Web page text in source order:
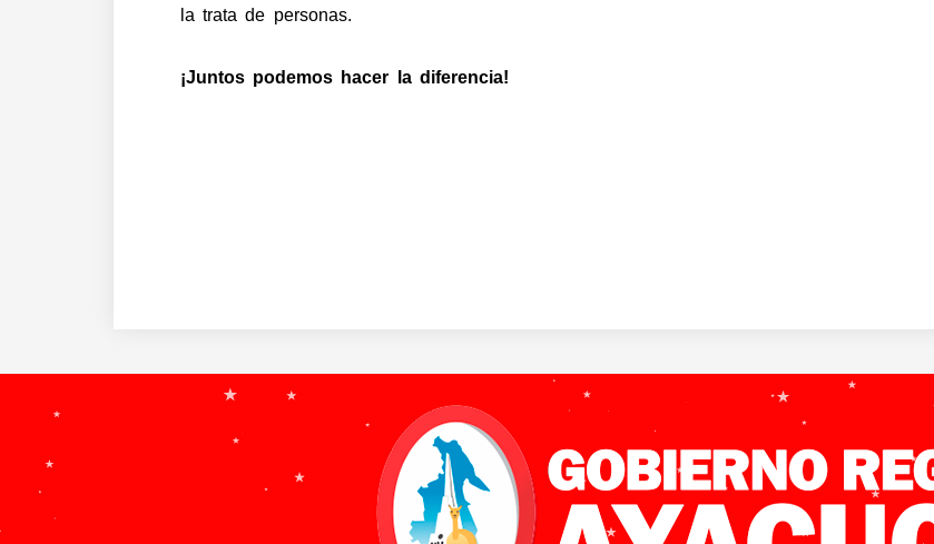
la trata de personas.
¡Juntos podemos hacer la diferencia!